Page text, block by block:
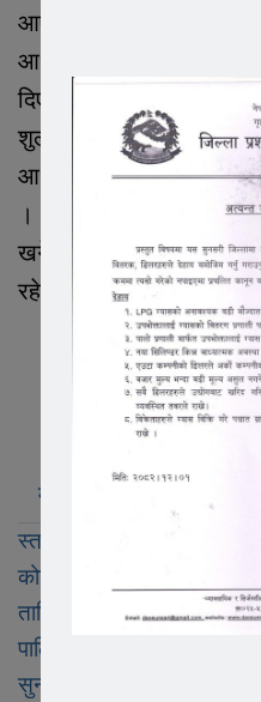
आएकाले त्यस सम्बन्धमा
आधारमा थप निर्णय गर्ने
दिएको जानकारी अनुसार
शुल्क र शिक्षकको सेवा
आधारमा तय गर्न निर्देशन
। बैठकमा शिक्षा
खगेन्द्र सुवेदी, शिक्षाप्रेमी
रहेको थियो ।
मुख्य खबर
स्तर बढाउन पुरानै निर्देशिका
कोशीका प्रहरीमा प्रवेश गर्न
तालिम
पालिकास्तरका अनुचित सरुवा
सुनसरीका यादव पत्रकारलाई